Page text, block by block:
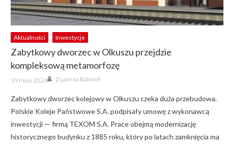
Aktualności Inwestycje
Zabytkowy dworzec w Olkuszu przejdzie
kompleksową metamorfozę
Posted
on
19 maja 2026 Author
Zuzanna Rabinek
Zabytkowy dworzec kolejowy w Olkuszu czeka duża przebudowa.
Polskie Koleje Państwowe S.A. podpisały umowę z wykonawcą
inwestycji — firmą TEXOM S.A. Prace obejmą modernizację
historycznego budynku z 1885 roku, który po latach zamknięcia ma